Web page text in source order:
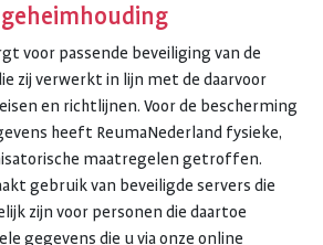
voor passende beveiliging van de
zij verwerkt in lijn met de daarvoor
en richtlijnen. Voor de bescherming
heeft ReumaNederland fysieke,
maatregelen getroffen.
gebruik van beveiligde servers die
zijn voor personen die daartoe
gegevens die u via onze online